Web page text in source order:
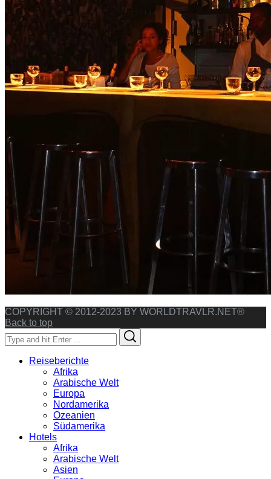
COPYRIGHT © 2012-2023 BY WORLDTRAVLR.NET®
Back to top
Search
for:
Reiseberichte
Afrika
Arabische Welt
Europa
Nordamerika
Ozeanien
Südamerika
Hotels
Afrika
Arabische Welt
Asien